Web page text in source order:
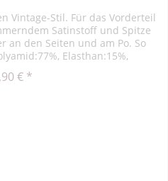
Vintage-Stil. Für das Vorderteil
Satinstoff und Spitze
an den Seiten und am Po. So
Elasthan:15%,
€ *